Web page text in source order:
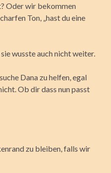
Oder wir bekommen
Ton, „hast du eine
wusste auch nicht weiter.
Dana zu helfen, egal
Ob dir dass nun passt
zu bleiben, falls wir